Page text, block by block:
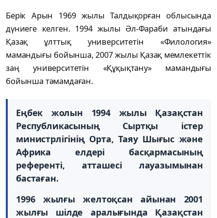
Берік Арын 1969 жылы Талдықорған облысында
дүниеге келген. 1994 жылы Әл-Фараби атындағы
Қазақ ұлттық университетін «Филология»
мамандығы бойынша, 2007 жылы Қазақ мемлекеттік
заң университетін «Құқықтану» мамандығы
бойынша тәмамдаған.
Еңбек жолын 1994 жылы Қазақстан
Республикасының Сыртқы істер
министрлігінің Орта, Таяу Шығыс және
Африка елдері басқармасының
референті, атташесі лауазымынан
бастаған.
1996 жылғы желтоқсан айынан 2001
жылғы шілде аралығында Қазақстан